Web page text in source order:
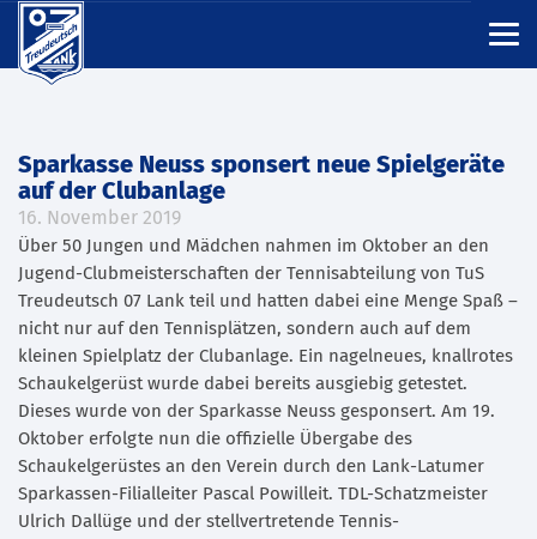
Sparkasse Neuss sponsert neue Spielgeräte
auf der Clubanlage
16. November 2019
Über 50 Jungen und Mädchen nahmen im Oktober an den
Jugend-Clubmeisterschaften der Tennisabteilung von TuS
Treudeutsch 07 Lank teil und hatten dabei eine Menge Spaß –
nicht nur auf den Tennisplätzen, sondern auch auf dem
kleinen Spielplatz der Clubanlage. Ein nagelneues, knallrotes
Schaukelgerüst wurde dabei bereits ausgiebig getestet.
Dieses wurde von der Sparkasse Neuss gesponsert. Am 19.
Oktober erfolgte nun die offizielle Übergabe des
Schaukelgerüstes an den Verein durch den Lank-Latumer
Sparkassen-Filialleiter Pascal Powilleit. TDL-Schatzmeister
Ulrich Dallüge und der stellvertretende Tennis-